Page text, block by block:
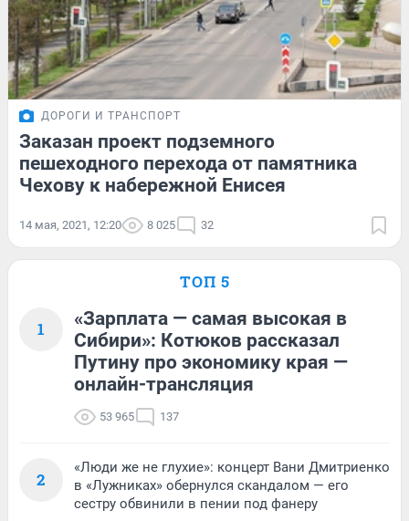
ДОРОГИ И ТРАНСПОРТ
Заказан проект подземного
пешеходного перехода от памятника
Чехову к набережной Енисея
14 мая, 2021, 12:20 8 025 32
ТОП 5
1
«Зарплата — самая высокая в
Сибири»: Котюков рассказал
Путину про экономику края —
онлайн-трансляция
53 965 137
2
«Люди же не глухие»: концерт Вани Дмитриенко
в «Лужниках» обернулся скандалом — его
сестру обвинили в пении под фанеру